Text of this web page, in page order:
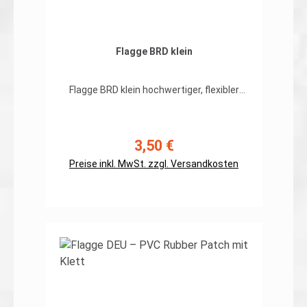
Flagge BRD klein
Flagge BRD klein hochwertiger, flexibler
Combatshirt, Einsatzfeldbluse,
EInsatzkampfjacke / Smock usw. Preis gilt
für ein Patch. Erhältlich in:-
Regulärer Preis:
3,50 €
Preise inkl. MwSt. zzgl. Versandkosten
Details